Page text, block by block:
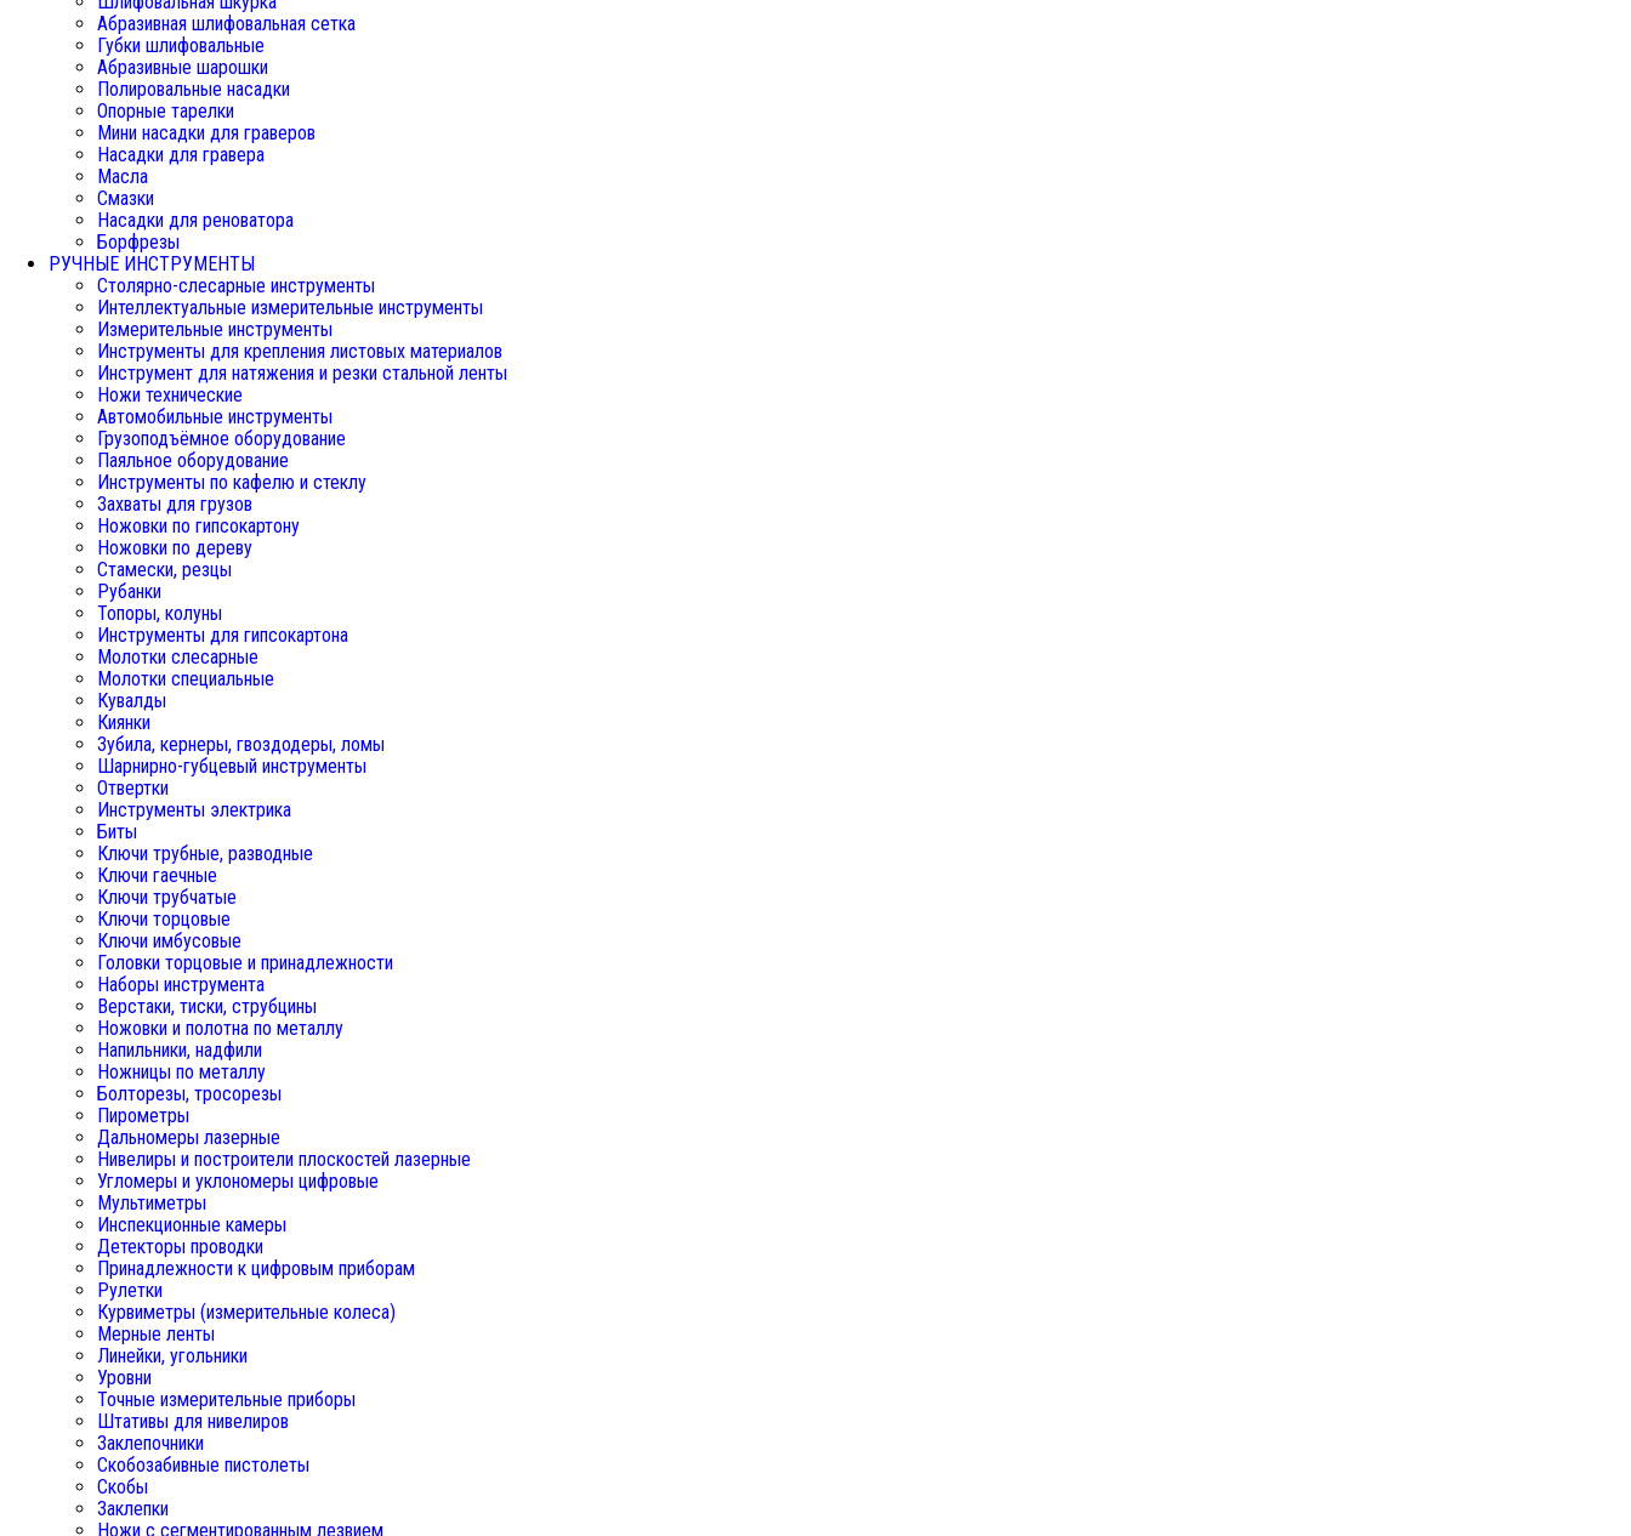
Абразивная шлифовальная сетка
Губки шлифовальные
Абразивные шарошки
Полировальные насадки
Опорные тарелки
Мини насадки для граверов
Насадки для гравера
Масла
Смазки
Насадки для реноватора
Борфрезы
РУЧНЫЕ ИНСТРУМЕНТЫ
Столярно-слесарные инструменты
Интеллектуальные измерительные инструменты
Измерительные инструменты
Инструменты для крепления листовых материалов
Инструмент для натяжения и резки стальной ленты
Ножи технические
Автомобильные инструменты
Грузоподъёмное оборудование
Паяльное оборудование
Инструменты по кафелю и стеклу
Захваты для грузов
Ножовки по гипсокартону
Ножовки по дереву
Стамески, резцы
Рубанки
Топоры, колуны
Инструменты для гипсокартона
Молотки слесарные
Молотки специальные
Кувалды
Киянки
Зубила, кернеры, гвоздодеры, ломы
Шарнирно-губцевый инструменты
Отвертки
Инструменты электрика
Биты
Ключи трубные, разводные
Ключи гаечные
Ключи трубчатые
Ключи торцовые
Ключи имбусовые
Головки торцовые и принадлежности
Наборы инструмента
Верстаки, тиски, струбцины
Ножовки и полотна по металлу
Напильники, надфили
Ножницы по металлу
Болторезы, тросорезы
Пирометры
Дальномеры лазерные
Нивелиры и построители плоскостей лазерные
Угломеры и уклономеры цифровые
Мультиметры
Инспекционные камеры
Детекторы проводки
Принадлежности к цифровым приборам
Рулетки
Курвиметры (измерительные колеса)
Мерные ленты
Линейки, угольники
Уровни
Точные измерительные приборы
Штативы для нивелиров
Заклепочники
Скобозабивные пистолеты
Скобы
Заклепки
Ножи с сегментированным лезвием